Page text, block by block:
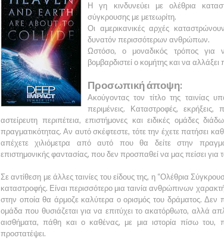
Η γη κινδυνεύει με ολέθρια
σύγκρουσης με μετεωρίτη.
Οι αμερικανικές αρχές
δυνατόν περισσότερων ανθρώπων.
Ωστόσο, ο μοναδικός τρόπος για
βομβαρδιστεί ο κομήτης και να αλλάξει
Προσωπική άποψη:
Ακούγοντας τον τίτλο της ταινίας
περιμένεις. Καταστροφές,
αστείρευτη περιπέτεια, επιστήμονες και ειδικές ομάδες
πραγματικότητας. Αν αυτό σκέφτεστε, τότε την έχετε πατήσει
απέχετε χιλιόμετρα από αυτό που θα δείτε στην
επιστημονικής φαντασίας, που δεν προσπαθεί να μας πείσει για
Σε αντίθεση με άλλες ταινίες του είδους της, η “Ολέθρια
καταστροφής. Είναι περισσότερο μια ταινία ανθρώπινων
στην οποία θα άρμοζε καλύτερα ο ορισμός του δράματος. Δεν
ομάδα που θυσιάζεται για να επιτύχει το ακατόρθωτο, αλλά
αισθήματα, πάθη και ο καθένας, με μια ιστορία πίσω
προστατέψει.